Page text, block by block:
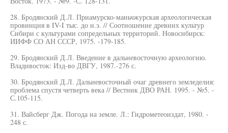
28. Бродянский Д.Л. Приамурско-маньчжурская археологическая
провинция в IV-I тыс. до н.э. // Соотношение древних культур
Сибири с культурами сопредельных территорий. Новосибирск:
ИИФФ СО АН СССР, 1975. -179-185.
29. Бродянский Д.Л. Введение в дальневосточную археологию.
Владивосток: Изд-во ДВГУ, 1987.-276 с.
30. Бродянский Д.Л. Дальневосточный очаг древнего земледелия:
проблема спустя четверть века // Вестник ДВО РАН. 1995. - №5. -
С.105-115.
31. Вайсберг Дж. Погода на земле. Л.: Гидрометеоиздат, 1980. -
248 с.